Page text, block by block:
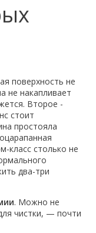
поверхность не
не накапливает
Второе -
стоит
простояла
класс столько не
два-три
. Можно не
чистки, — почти